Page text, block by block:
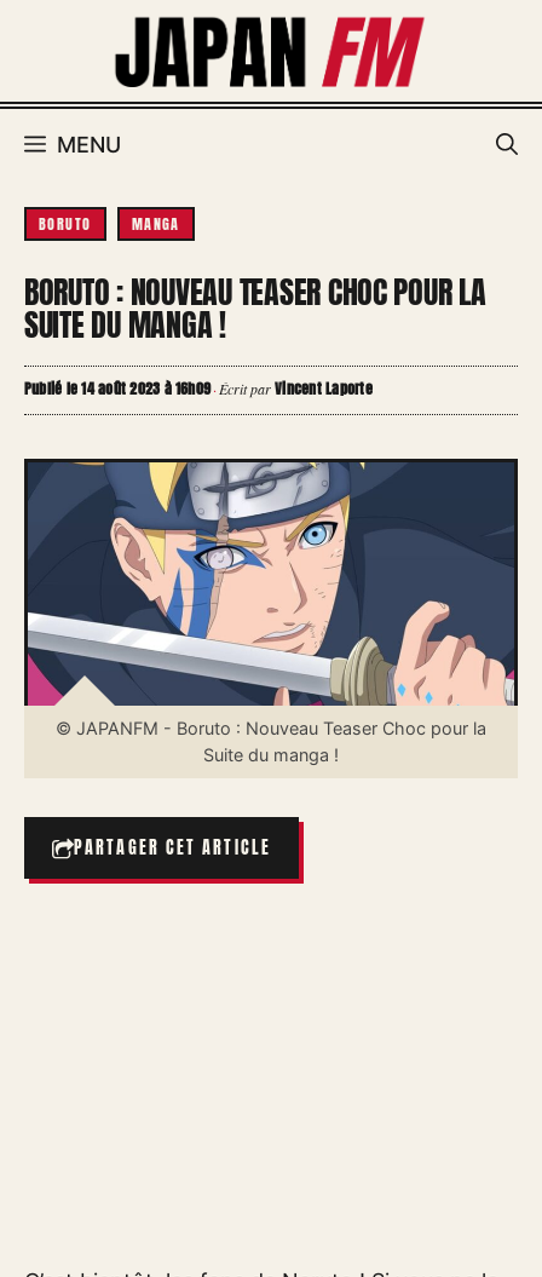
MENU
BORUTO MANGA
BORUTO : NOUVEAU TEASER CHOC POUR LA
SUITE DU MANGA !
Publié le 14 août 2023 à 16h09·Écrit parVincent Laporte
© JAPANFM - Boruto : Nouveau Teaser Choc pour la
Suite du manga !
PARTAGER CET ARTICLE